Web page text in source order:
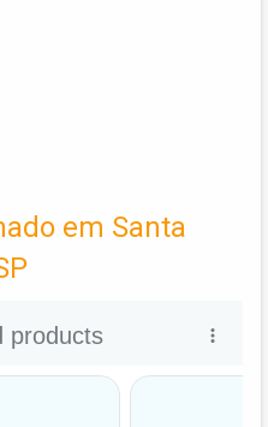
em Santa